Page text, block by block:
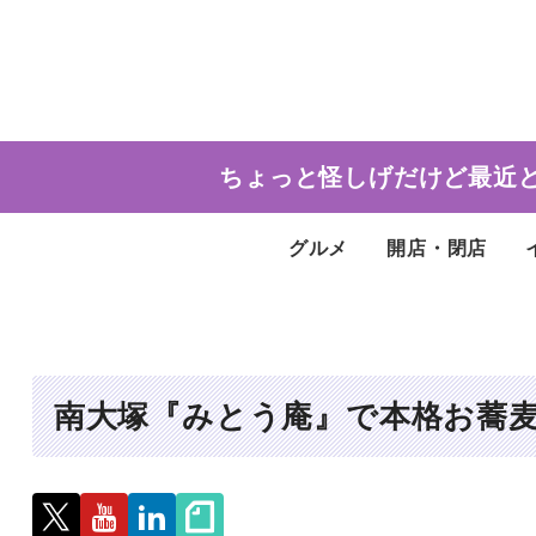
ちょっと怪しげだけど最近
グルメ 開店・閉店
南大塚『みとう庵』で本格お蕎